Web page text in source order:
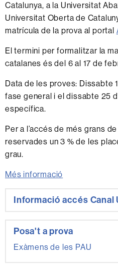
Catalunya, a la Universitat
Universitat Oberta de
matrícula de la prova al portal
El termini per formalitzar la
catalanes és del 6 al 17 de
Data de les proves: Dissabte
fase general i el dissabte 25
específica.
Per a l’accés de més grans
reservades un 3 % de les
grau.
Més informació
Informació
Informació accés Canal
Posa't a prova
Exàmens de les PAU